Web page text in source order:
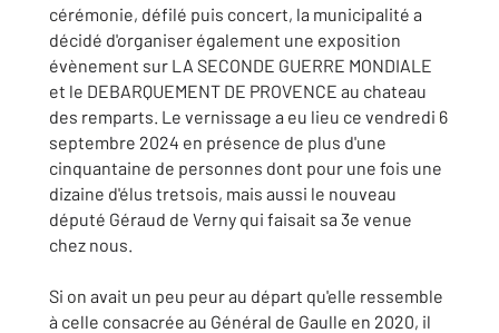
cérémonie, défilé puis concert, la municipalité a
décidé d'organiser également une exposition
évènement sur LA SECONDE GUERRE MONDIALE
et le DEBARQUEMENT DE PROVENCE au chateau
des remparts. Le vernissage a eu lieu ce vendredi 6
septembre 2024 en présence de plus d'une
cinquantaine de personnes dont pour une fois une
dizaine d'élus tretsois, mais aussi le nouveau
député Géraud de Verny qui faisait sa 3e venue
chez nous.
Si on avait un peu peur au départ qu'elle ressemble
à celle consacrée au Général de Gaulle en 2020, il